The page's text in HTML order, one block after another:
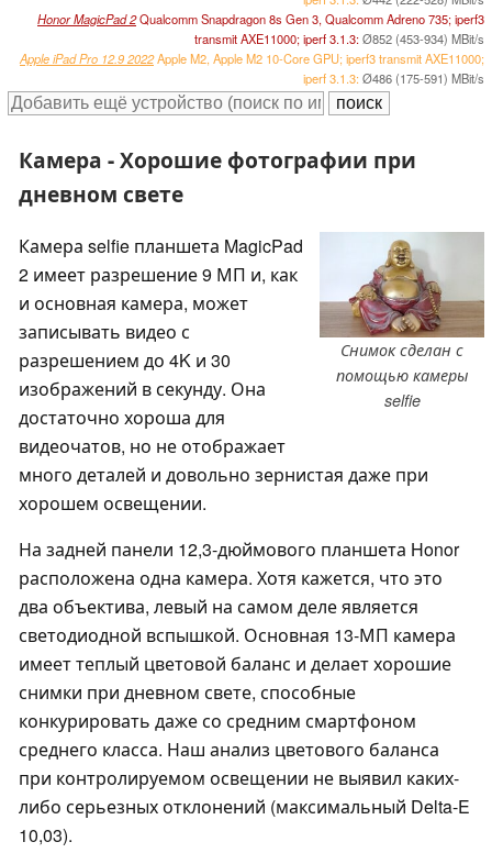
Honor MagicPad 2Qualcomm Snapdragon 8s Gen 3, Qualcomm Adreno 735; iperf3
transmit AXE11000; iperf 3.1.3:Ø852 (453-934) MBit/s
Apple iPad Pro 12.9 2022Apple M2, Apple M2 10-Core GPU; iperf3 transmit AXE11000;
iperf 3.1.3:Ø486 (175-591) MBit/s
Камера - Хорошие фотографии при
дневном свете
Снимок сделан с
помощью камеры
selfie
Камера selfie планшета MagicPad
2 имеет разрешение 9 МП и, как
и основная камера, может
записывать видео с
разрешением до 4K и 30
изображений в секунду. Она
достаточно хороша для
видеочатов, но не отображает
много деталей и довольно зернистая даже при
хорошем освещении.
На задней панели 12,3-дюймового планшета Honor
расположена одна камера. Хотя кажется, что это
два объектива, левый на самом деле является
светодиодной вспышкой. Основная 13-МП камера
имеет теплый цветовой баланс и делает хорошие
снимки при дневном свете, способные
конкурировать даже со средним смартфоном
среднего класса. Наш анализ цветового баланса
при контролируемом освещении не выявил каких-
либо серьезных отклонений (максимальный Delta-E
10,03).